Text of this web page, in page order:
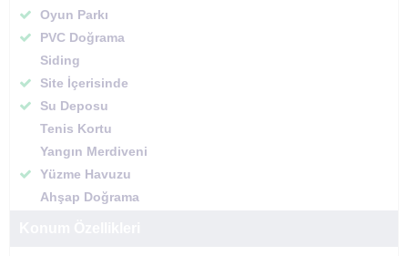
Oyun Parkı
PVC Doğrama
Siding
Site İçerisinde
Su Deposu
Tenis Kortu
Yangın Merdiveni
Yüzme Havuzu
Ahşap Doğrama